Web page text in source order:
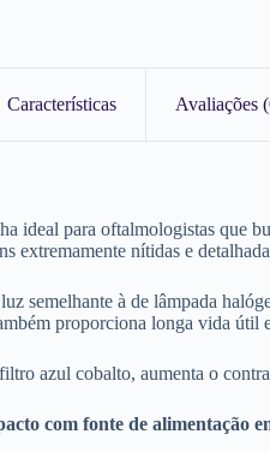
Características Avaliações
ideal para oftalmologistas que
extremamente nítidas e
semelhante à de lâmpada
proporciona longa vida útil
azul cobalto, aumenta o
com fonte de alimentação